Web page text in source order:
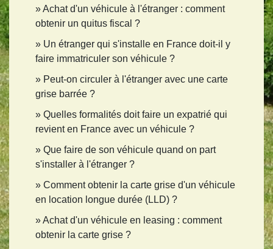
Achat d'un véhicule à l'étranger : comment
obtenir un quitus fiscal ?
Un étranger qui s'installe en France doit-il y
faire immatriculer son véhicule ?
Peut-on circuler à l'étranger avec une carte
grise barrée ?
Quelles formalités doit faire un expatrié qui
revient en France avec un véhicule ?
Que faire de son véhicule quand on part
s'installer à l'étranger ?
Comment obtenir la carte grise d'un véhicule
en location longue durée (LLD) ?
Achat d'un véhicule en leasing : comment
obtenir la carte grise ?